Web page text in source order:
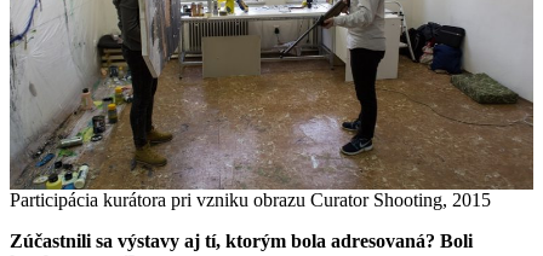
Participácia kurátora pri vzniku obrazu Curator Shooting, 2015
Zúčastnili sa výstavy aj tí, ktorým bola adresovaná? Boli